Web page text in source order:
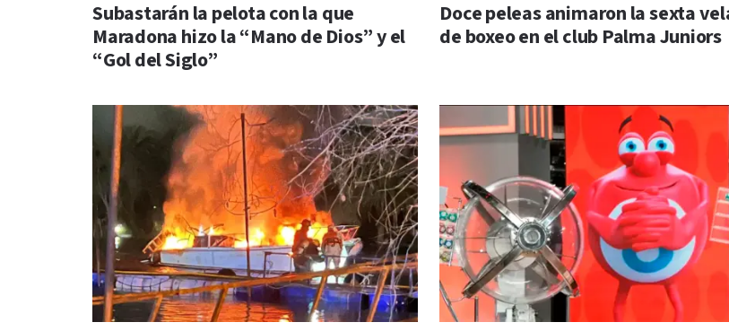
Subastarán la pelota con la que
Maradona hizo la “Mano de Dios” y el
“Gol del Siglo”
Doce peleas animaron la sexta
de boxeo en el club Palma Juniors